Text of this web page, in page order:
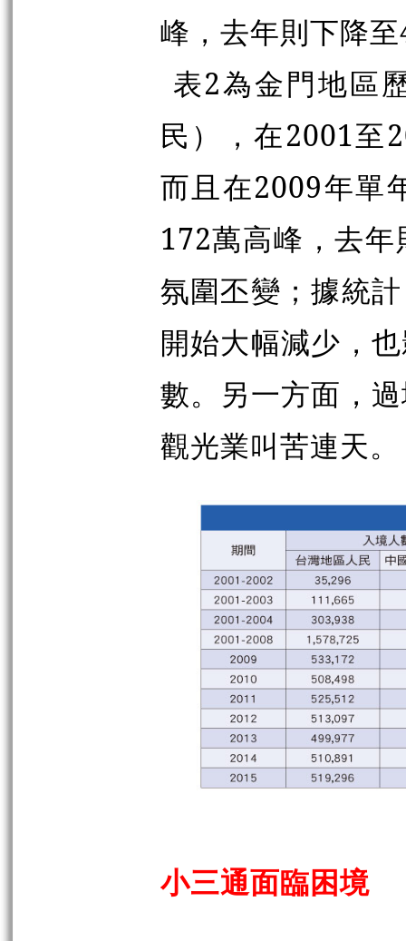
峰，去年則下降
表2為金門地區
民），在2001至
而且在2009年單
172萬高峰，去
氛圍丕變；據統
開始大幅減少，
數。另一方面，
觀光業叫苦連天。
小三通面臨困境